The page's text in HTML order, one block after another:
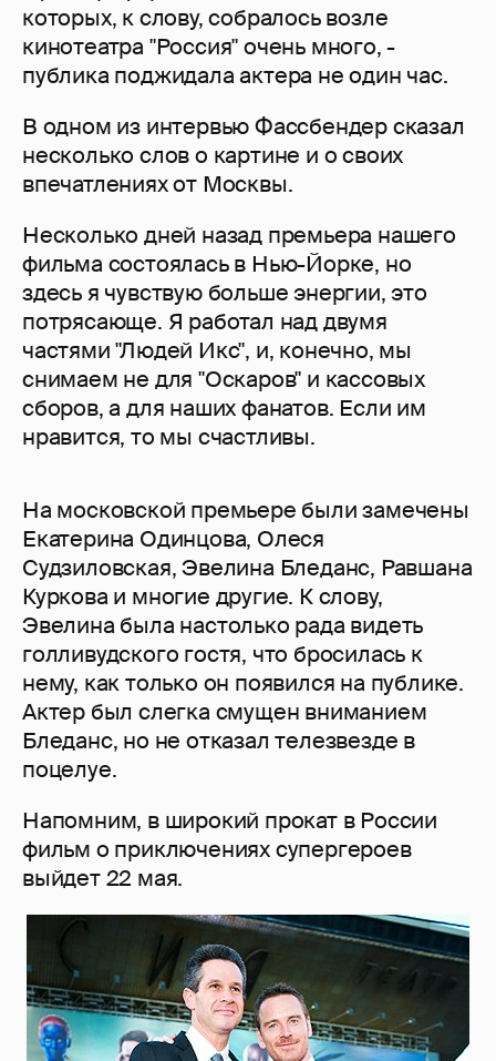
которых, к слову, собралось возле
кинотеатра "Россия" очень много, -
публика поджидала актера не один час.
В одном из интервью Фассбендер сказал
несколько слов о картине и о своих
впечатлениях от Москвы.
Несколько дней назад премьера нашего
фильма состоялась в Нью-Йорке, но
здесь я чувствую больше энергии, это
потрясающе. Я работал над двумя
частями "Людей Икс", и, конечно, мы
снимаем не для "Оскаров" и кассовых
сборов, а для наших фанатов. Если им
нравится, то мы счастливы.
На московской премьере были замечены
Екатерина Одинцова, Олеся
Судзиловская, Эвелина Бледанс, Равшана
Куркова и многие другие. К слову,
Эвелина была настолько рада видеть
голливудского гостя, что бросилась к
нему, как только он появился на публике.
Актер был слегка смущен вниманием
Бледанс, но не отказал телезвезде в
поцелуе.
Напомним, в широкий прокат в России
фильм о приключениях супергероев
выйдет 22 мая.